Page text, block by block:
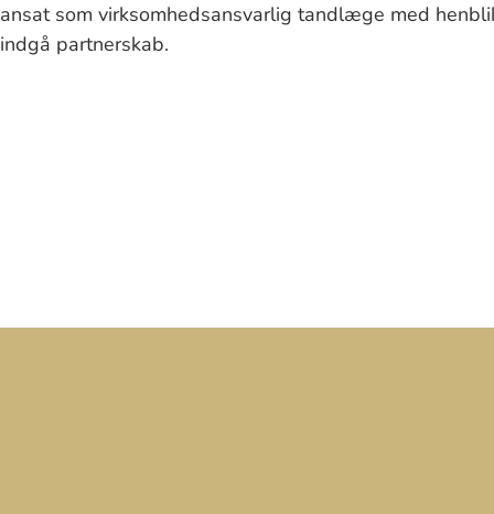
ansat som virksomhedsansvarlig tandlæge med
indgå partnerskab.